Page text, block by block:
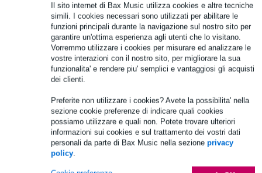
Il sito internet di Bax Music utilizza cookies e altre tecniche
simili. I cookies necessari sono utilizzati per abilitare le
funzioni principali durante la navigazione sul nostro sito per
garantire un'ottima esperienza agli utenti che lo visitano.
Vorremmo utilizzare i cookies per misurare ed analizzare le
vostre interazioni con il nostro sito, per migliorare la sua
funzionalita' e rendere piu' semplici e vantaggiosi gli acquisti
dei clienti.
Preferite non utilizzare i cookies? Avete la possibilita' nella
sezione cookie preferenze di indicare quali cookies
possiamo utilizzare e quali non. Potete trovare ulteriori
informazioni sui cookies e sul trattamento dei vostri dati
personali da parte di Bax Music nella sezione privacy
policy.
Informazioni sul prodotto
materiale idrorepellente e resistente in nylon 600-D con piastre in
gomma sul fondo
maniglie di trasporto rinforzate con chiusura di sicurezza
taglio sulla maniglia superiore con chiusura a velcro
Specifiche complete
Accessori (28)